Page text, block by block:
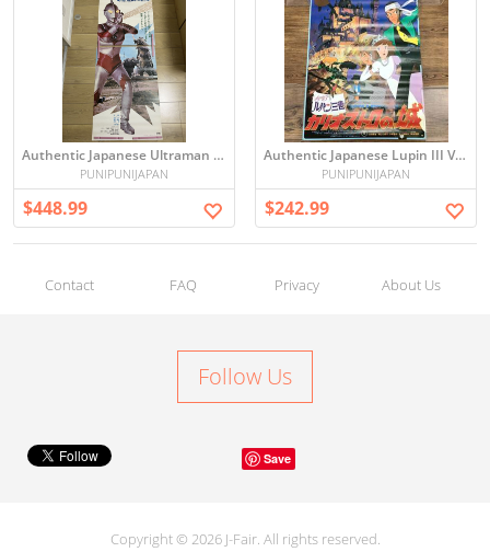
Authentic Japanese Ultraman B2 Period Original Vintage Poster - Request to Buy
PUNIPUNIJAPAN
$448.99
Authentic Japanese Lupin III Vintage Poster - period original (6037 【当時物】 劇場版ルパン三世 カリオストロの城 B2ポスター 宮崎駿 モンキー・パンチ 映画ポスター アニメグッズ)
PUNIPUNIJAPAN
$242.99
Contact FAQ Privacy About Us
Follow Us
Save
Copyright © 2026 J-Fair. All rights reserved.